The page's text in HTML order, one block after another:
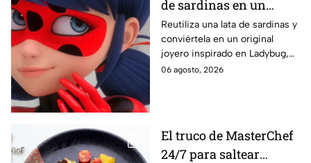
de sardinas en un
joyero inspirado en
Ladybug
Reutiliza una lata de sardinas y
conviértela en un original
joyero inspirado en Ladybug,
perfecto para guardar tus
06 agosto, 2026
El truco de MasterChef
24/7 para saltear